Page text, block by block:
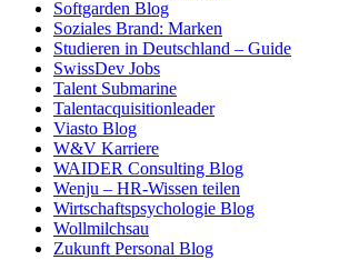
Softgarden Blog
Soziales Brand: Marken
Studieren in Deutschland – Guide
SwissDev Jobs
Talent Submarine
Talentacquisitionleader
Viasto Blog
W&V Karriere
WAIDER Consulting Blog
Wenju – HR-Wissen teilen
Wirtschaftspsychologie Blog
Wollmilchsau
Zukunft Personal Blog